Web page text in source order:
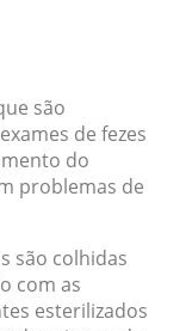
são
de fezes
do
problemas de
são colhidas
com as
esterilizados